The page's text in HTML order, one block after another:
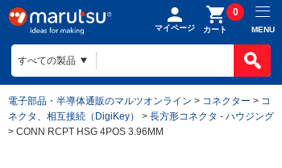
マイページ カート
0
MENU
電子部品・半導体通販のマルツオンライン > コネクター > コ
ネクタ、相互接続（DigiKey）
> 長方形コネクタ - ハウジング
> CONN RCPT HSG 4POS 3.96MM